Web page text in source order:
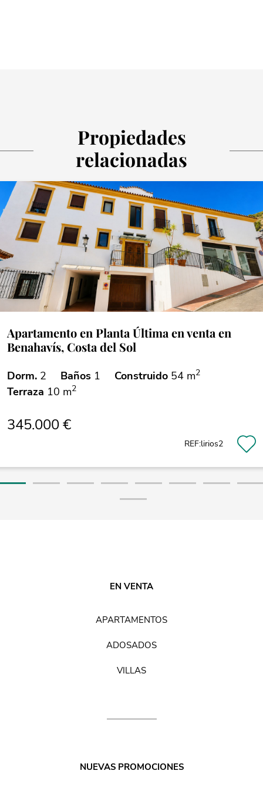
Propiedades
relacionadas
Apartamento en Planta Última en venta en
Benahavís, Costa del Sol
Dorm. 2 Baños 1 Construido 54 m2
Terraza 10 m2
345.000 €
REF:lirios2
EN VENTA
APARTAMENTOS
ADOSADOS
VILLAS
NUEVAS PROMOCIONES